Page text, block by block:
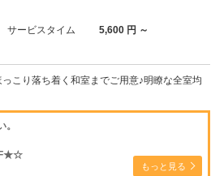
サービスタイム
5,600 円 ～
こり落ち着く和室までご用意♪明瞭な全室均
もっと見る